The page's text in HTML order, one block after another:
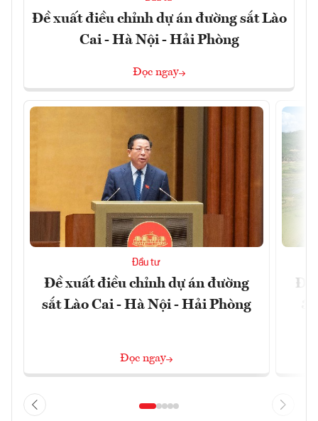
Đề xuất điều chỉnh dự án đường sắt Lào
Cai - Hà Nội - Hải Phòng
Đọc ngay
Đầu tư
Đề xuất điều chỉnh dự án đường
sắt Lào Cai - Hà Nội - Hải Phòng
Đọc ngay